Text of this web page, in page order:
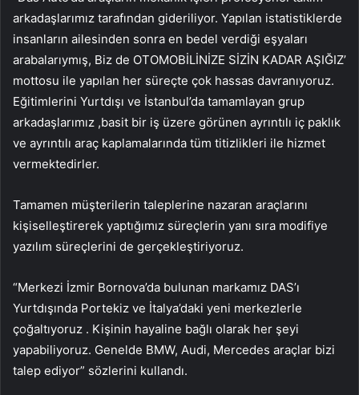
arkadaşlarımız tarafından gideriliyor. Yapılan istatistiklerde
insanların ailesinden sonra en bedel verdiği eşyaları
arabalarıymış, Biz de OTOMOBİLİNİZE SİZİN KADAR AŞIĞIZ’
mottosu ile yapılan her süreçte çok hassas davranıyoruz.
Eğitimlerini Yurtdışı ve İstanbul’da tamamlayan grup
arkadaşlarımız ,basit bir iş üzere görünen ayrıntılı iç paklık
ve ayrıntılı araç kaplamalarında tüm titizlikleri ile hizmet
vermektedirler.
Tamamen müşterilerin taleplerine nazaran araçlarını
kişiselleştirerek yaptığımız süreçlerin yanı sıra modifiye
yazılım süreçlerini de gerçekleştiriyoruz.
“Merkezi İzmir Bornova’da bulunan markamız DAS’ı
Yurtdışında Portekiz ve İtalya’daki yeni merkezlerle
çoğaltıyoruz . Kişinin hayaline bağlı olarak her şeyi
yapabiliyoruz. Genelde BMW, Audi, Mercedes araçlar bizi
talep ediyor” sözlerini kullandı.